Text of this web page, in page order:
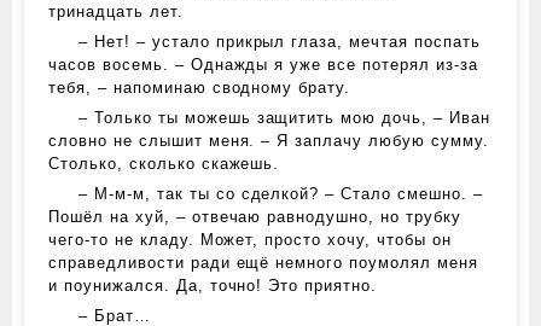
тринадцать лет.
– Нет! – устало прикрыл глаза, мечтая поспать
часов восемь. – Однажды я уже все потерял из-за
тебя, – напоминаю сводному брату.
– Только ты можешь защитить мою дочь, – Иван
словно не слышит меня. – Я заплачу любую сумму.
Столько, сколько скажешь.
– М-м-м, так ты со сделкой? – Стало смешно. –
Пошёл на хуй, – отвечаю равнодушно, но трубку
чего-то не кладу. Может, просто хочу, чтобы он
справедливости ради ещё немного поумолял меня
и поунижался. Да, точно! Это приятно.
– Брат…